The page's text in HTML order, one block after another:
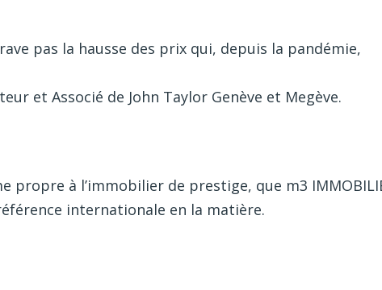
pas la hausse des prix qui, depuis la pandémie,
et Associé de John Taylor Genève et Megève.
propre à l’immobilier de prestige, que m3
internationale en la matière.